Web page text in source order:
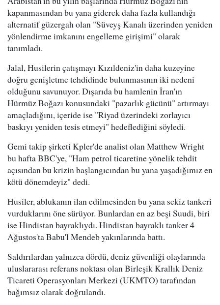
kapanmasından bu yana giderek daha fazla kullandığı
alternatif güzergah olan "Süveyş Kanalı üzerinden yeniden
yönlendirme imkanını engelleme girişimi" olarak
tanımladı.
Jalal, Husilerin çatışmayı Kızıldeniz'in daha kuzeyine
doğru genişletme tehdidinde bulunmasının iki nedeni
olduğunu savunuyor. Dışarıda bu hamlenin İran'ın
Hürmüz Boğazı konusundaki "pazarlık gücünü" artırmayı
amaçladığını, içeride ise "Riyad üzerindeki zorlayıcı
baskıyı yeniden tesis etmeyi" hedeflediğini söyledi.
Gemi takip şirketi Kpler'de analist olan Matthew Wright
bu hafta BBC'ye, "Ham petrol ticaretine yönelik tehdit
açısından bu krizin başlangıcından bu yana yaşadığımız en
kötü dönemdeyiz" dedi.
Husiler, ablukanın ilan edilmesinden bu yana sekiz tankeri
vurduklarını öne sürüyor. Bunlardan en az beşi Suudi, biri
ise Hindistan bayraklıydı. Hindistan bayraklı tanker 4
Ağustos'ta Babu'l Mendeb yakınlarında battı.
Saldırılardan yalnızca dördü, deniz güvenliği olaylarında
uluslararası referans noktası olan Birleşik Krallık Deniz
Ticareti Operasyonları Merkezi (UKMTO) tarafından
bağımsız olarak doğrulandı.